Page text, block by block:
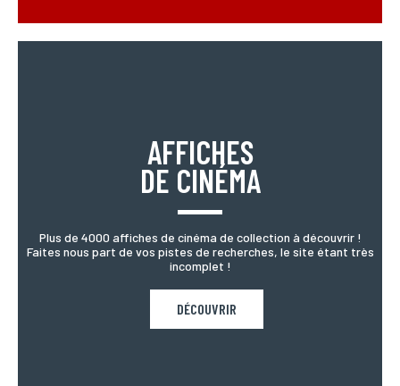
AFFICHES
DE CINÉMA
Plus de 4000 affiches de cinéma de collection à découvrir !
Faites nous part de vos pistes de recherches, le site étant très
incomplet !
DÉCOUVRIR